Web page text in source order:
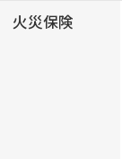
火災保険